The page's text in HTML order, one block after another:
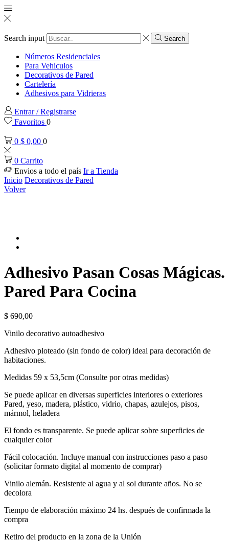
Search input Search
Números Residenciales
Para Vehiculos
Decorativos de Pared
Cartelería
Adhesivos para Vidrieras
Entrar / Registrarse
Favoritos 0
0 $ 0,00 0
0 Carrito
Envios a todo el país Ir a Tienda
Inicio Decorativos de Pared
Volver
Adhesivo Pasan Cosas Mágicas.
Pared Para Cocina
$ 690,00
Vinilo decorativo autoadhesivo
Adhesivo ploteado (sin fondo de color) ideal para decoración de
habitaciones.
Medidas 59 x 53,5cm (Consulte por otras medidas)
Se puede aplicar en diversas superficies interiores o exteriores
Pared, yeso, madera, plástico, vidrio, chapas, azulejos, pisos,
mármol, heladera
El fondo es transparente. Se puede aplicar sobre superficies de
cualquier color
Fácil colocación. Incluye manual con instrucciones paso a paso
(solicitar formato digital al momento de comprar)
Vinilo alemán. Resistente al agua y al sol durante años. No se
decolora
Tiempo de elaboración máximo 24 hs. después de confirmada la
compra
Retiro del producto en la zona de la Unión